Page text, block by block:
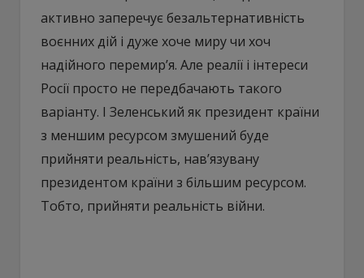
активно заперечує безальтернативність
воєнних дій і дуже хоче миру чи хоч
надійного перемир’я. Але реалії і інтереси
Росії просто не передбачають такого
варіанту. І Зеленський як президент країни
з меншим ресурсом змушений буде
прийняти реальність, нав’язувану
президентом країни з більшим ресурсом.
Тобто, прийняти реальність війни.